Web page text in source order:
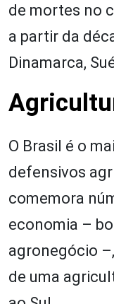
de mortes no
a partir da
Dinamarca,
O Brasil é o
defensivos
comemora
economia –
agronegócio
de uma